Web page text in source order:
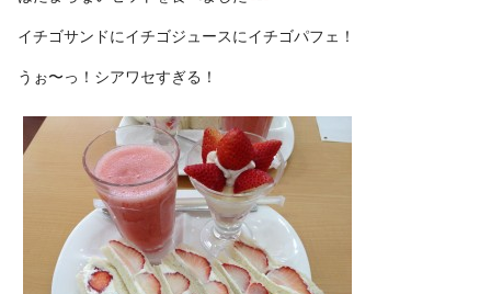
イチゴサンドにイチゴジュースにイチゴパフェ！
うぉ〜っ！シアワセすぎる！